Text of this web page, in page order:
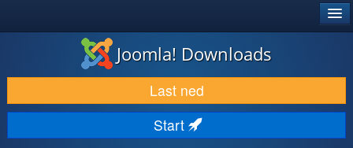
LAST NED & UTVID
OPPDAG & LÆR
SAMFUNN & BRUKERSTØTTE
Joomla! Downloads
Last ned
Start